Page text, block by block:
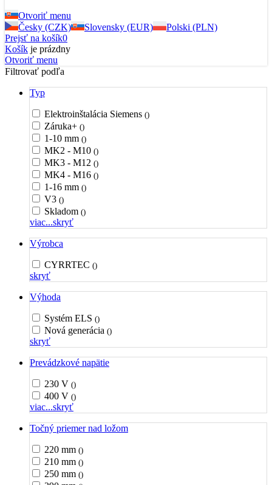
Otvoriť menu
Česky (CZK)
Slovensky (EUR)
Polski (PLN)
Prejsť na košík0
Košík je prázdny
Otvoriť menu
Filtrovať podľa
Typ
Elektroinštalácia Siemens ()
Záruka+ ()
1-10 mm ()
MK2 - M10 ()
MK3 - M12 ()
MK4 - M16 ()
1-16 mm ()
V3 ()
Skladom ()
viac...skryť
Výrobca
CYRRTEC ()
skryť
Výhoda
Systém ELS ()
Nová generácia ()
skryť
Prevádzkové napätie
230 V ()
400 V ()
viac...skryť
Točný priemer nad ložom
220 mm ()
210 mm ()
250 mm ()